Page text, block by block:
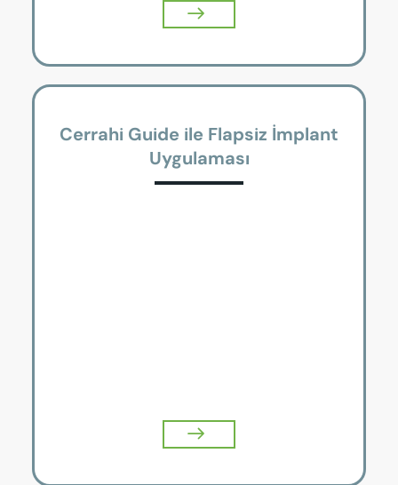
Cerrahi Guide ile Flapsiz İmplant
Uygulaması